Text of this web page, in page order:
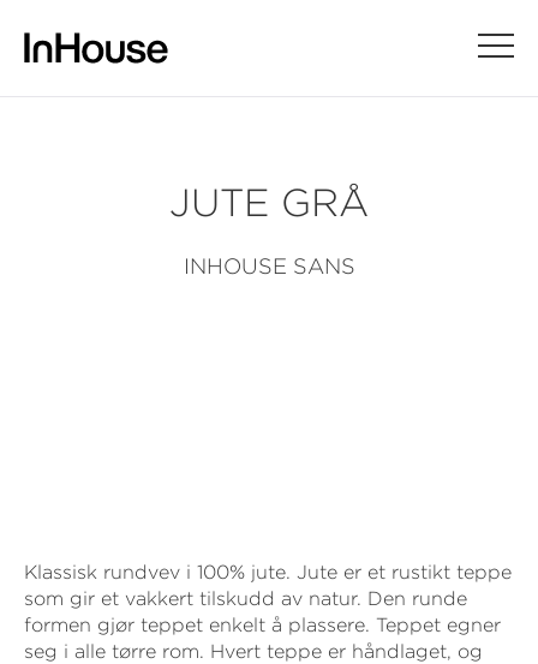
JUTE GRÅ
INHOUSE SANS
Klassisk rundvev i 100% jute. Jute er et rustikt teppe
som gir et vakkert tilskudd av natur. Den runde
formen gjør teppet enkelt å plassere. Teppet egner
seg i alle tørre rom. Hvert teppe er håndlaget, og